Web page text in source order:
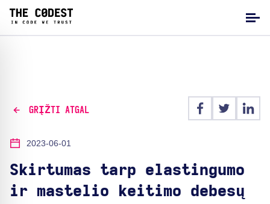
GRĮŽTI ATGAL
2023-06-01
Skirtumas tarp elastingumo
ir mastelio keitimo debesų